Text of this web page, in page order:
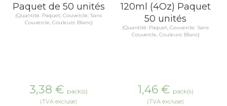
Paquet de 50 unités
(Quantité: Paquet, Couvercle: Sans
Couvercle, Couleurs: Blanc)
3,38 € pack(s)
(TVA excluse)
120ml (4Oz) Paquet
50 unités
(Quantité: Paquet, Couvercle: Sans
Couvercle, Couleurs: Blanc)
1,46 € pack(s)
(TVA excluse)